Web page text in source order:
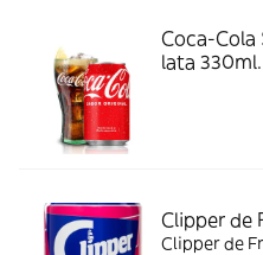
Coca-Cola
lata 330ml.
Clipper de
Clipper de